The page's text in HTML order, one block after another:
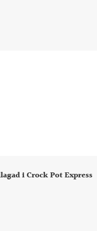
i Crock Pot Express